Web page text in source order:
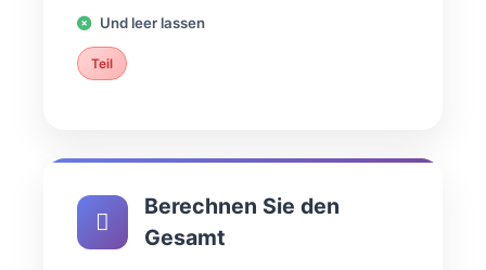
Und leer lassen
Teil
Berechnen Sie den
Gesamt